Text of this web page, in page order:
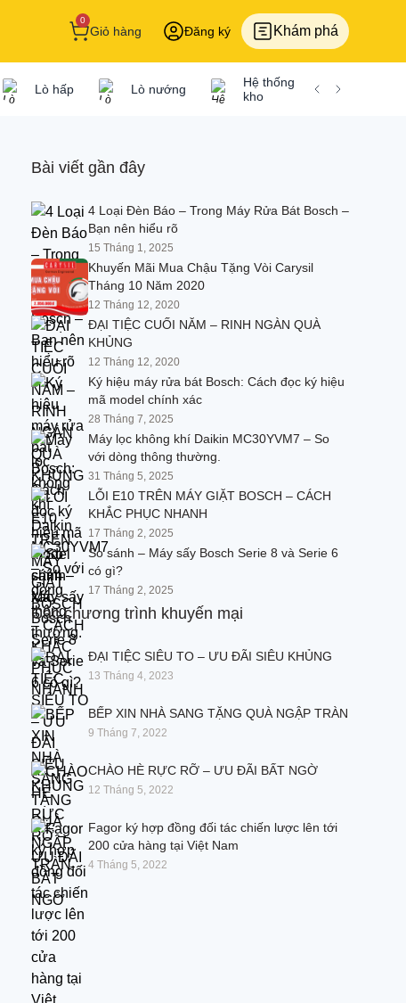
Giỏ hàng
0
Đăng ký Khám phá
Bếp từ
Bếp từ Bosch
Bếp từ Cata
Bếp từ Chef's
Bếp từ Dmestik
Bếp từ Elextrolux
Bếp từ Faster
Bếp từ Fujioh
Bếp từ Hafele
Bếp từ Fagor
Bếp từ Kaff
Bếp từ Malloca
Bếp từ Panasonic
Bếp từ Pramie
Bếp từ Sevilla
Bếp từ Teka
Lò hấp Lò nướng
Hệ thống tủ
kho
Bài viết gần đây
4 Loại Đèn Báo – Trong Máy Rửa Bát Bosch –
Bạn nên hiểu rõ
15 Tháng 1, 2025
Khuyến Mãi Mua Chậu Tặng Vòi Carysil
Tháng 10 Năm 2020
12 Tháng 12, 2020
ĐẠI TIỆC CUỐI NĂM – RINH NGÀN QUÀ
KHỦNG
12 Tháng 12, 2020
Ký hiệu máy rửa bát Bosch: Cách đọc ký hiệu
mã model chính xác
28 Tháng 7, 2025
Máy lọc không khí Daikin MC30YVM7 – So
với dòng thông thường.
31 Tháng 5, 2025
LỖI E10 TRÊN MÁY GIẶT BOSCH – CÁCH
KHẮC PHỤC NHANH
17 Tháng 2, 2025
So sánh – Máy sấy Bosch Serie 8 và Serie 6
có gì?
17 Tháng 2, 2025
Các chương trình khuyến mại
ĐẠI TIỆC SIÊU TO – ƯU ĐÃI SIÊU KHỦNG
13 Tháng 4, 2023
BẾP XIN NHÀ SANG TẶNG QUÀ NGẬP TRÀN
9 Tháng 7, 2022
CHÀO HÈ RỰC RỠ – ƯU ĐÃI BẤT NGỜ
12 Tháng 5, 2022
Fagor ký hợp đồng đối tác chiến lược lên tới
200 cửa hàng tại Việt Nam
4 Tháng 5, 2022